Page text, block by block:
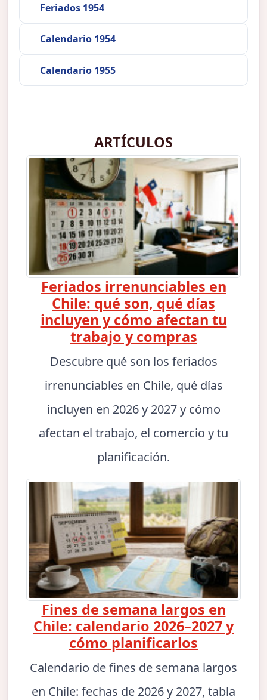
Feriados 1954
Calendario 1954
Calendario 1955
ARTÍCULOS
Feriados irrenunciables en
Chile: qué son, qué días
incluyen y cómo afectan tu
trabajo y compras
Descubre qué son los feriados
irrenunciables en Chile, qué días
incluyen en 2026 y 2027 y cómo
afectan el trabajo, el comercio y tu
planificación.
Fines de semana largos en
Chile: calendario 2026–2027 y
cómo planificarlos
Calendario de fines de semana largos
en Chile: fechas de 2026 y 2027, tabla